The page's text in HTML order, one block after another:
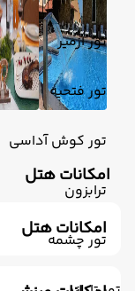
تور ازمیر
تور فتحیه
تور کوش آداسی
ترابزون
تور چشمه
امکانات هتل
امکانات هتل
تلویزیون